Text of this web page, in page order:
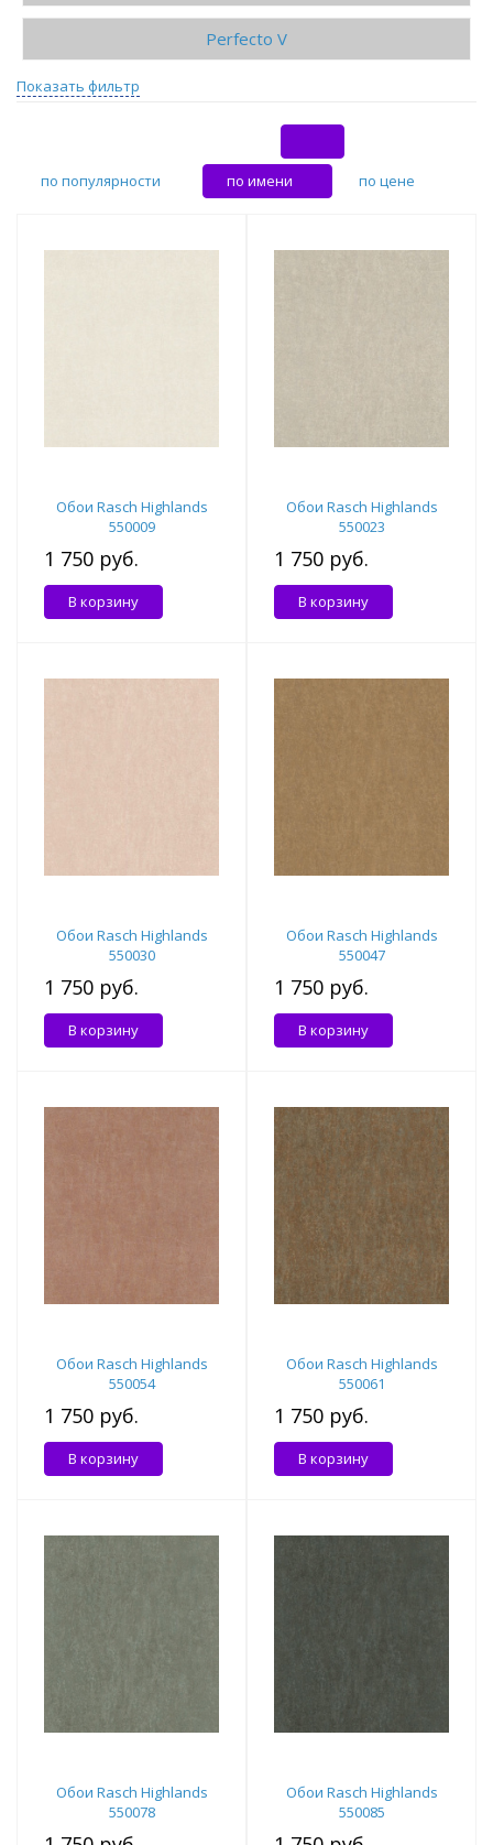
Perfecto V
Показать фильтр
по популярности по имени по цене
Обои Rasch Highlands
550009
1 750 руб.
В корзину
Обои Rasch Highlands
550023
1 750 руб.
В корзину
Обои Rasch Highlands
550030
1 750 руб.
В корзину
Обои Rasch Highlands
550047
1 750 руб.
В корзину
Обои Rasch Highlands
550054
1 750 руб.
В корзину
Обои Rasch Highlands
550061
1 750 руб.
В корзину
Обои Rasch Highlands
550078
Обои Rasch Highlands
550085